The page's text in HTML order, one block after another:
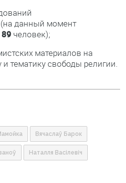
данный момент
89 человек);
материалов на
тематику свободы религии.
Вячаслаў Барок
Наталля Васілевіч